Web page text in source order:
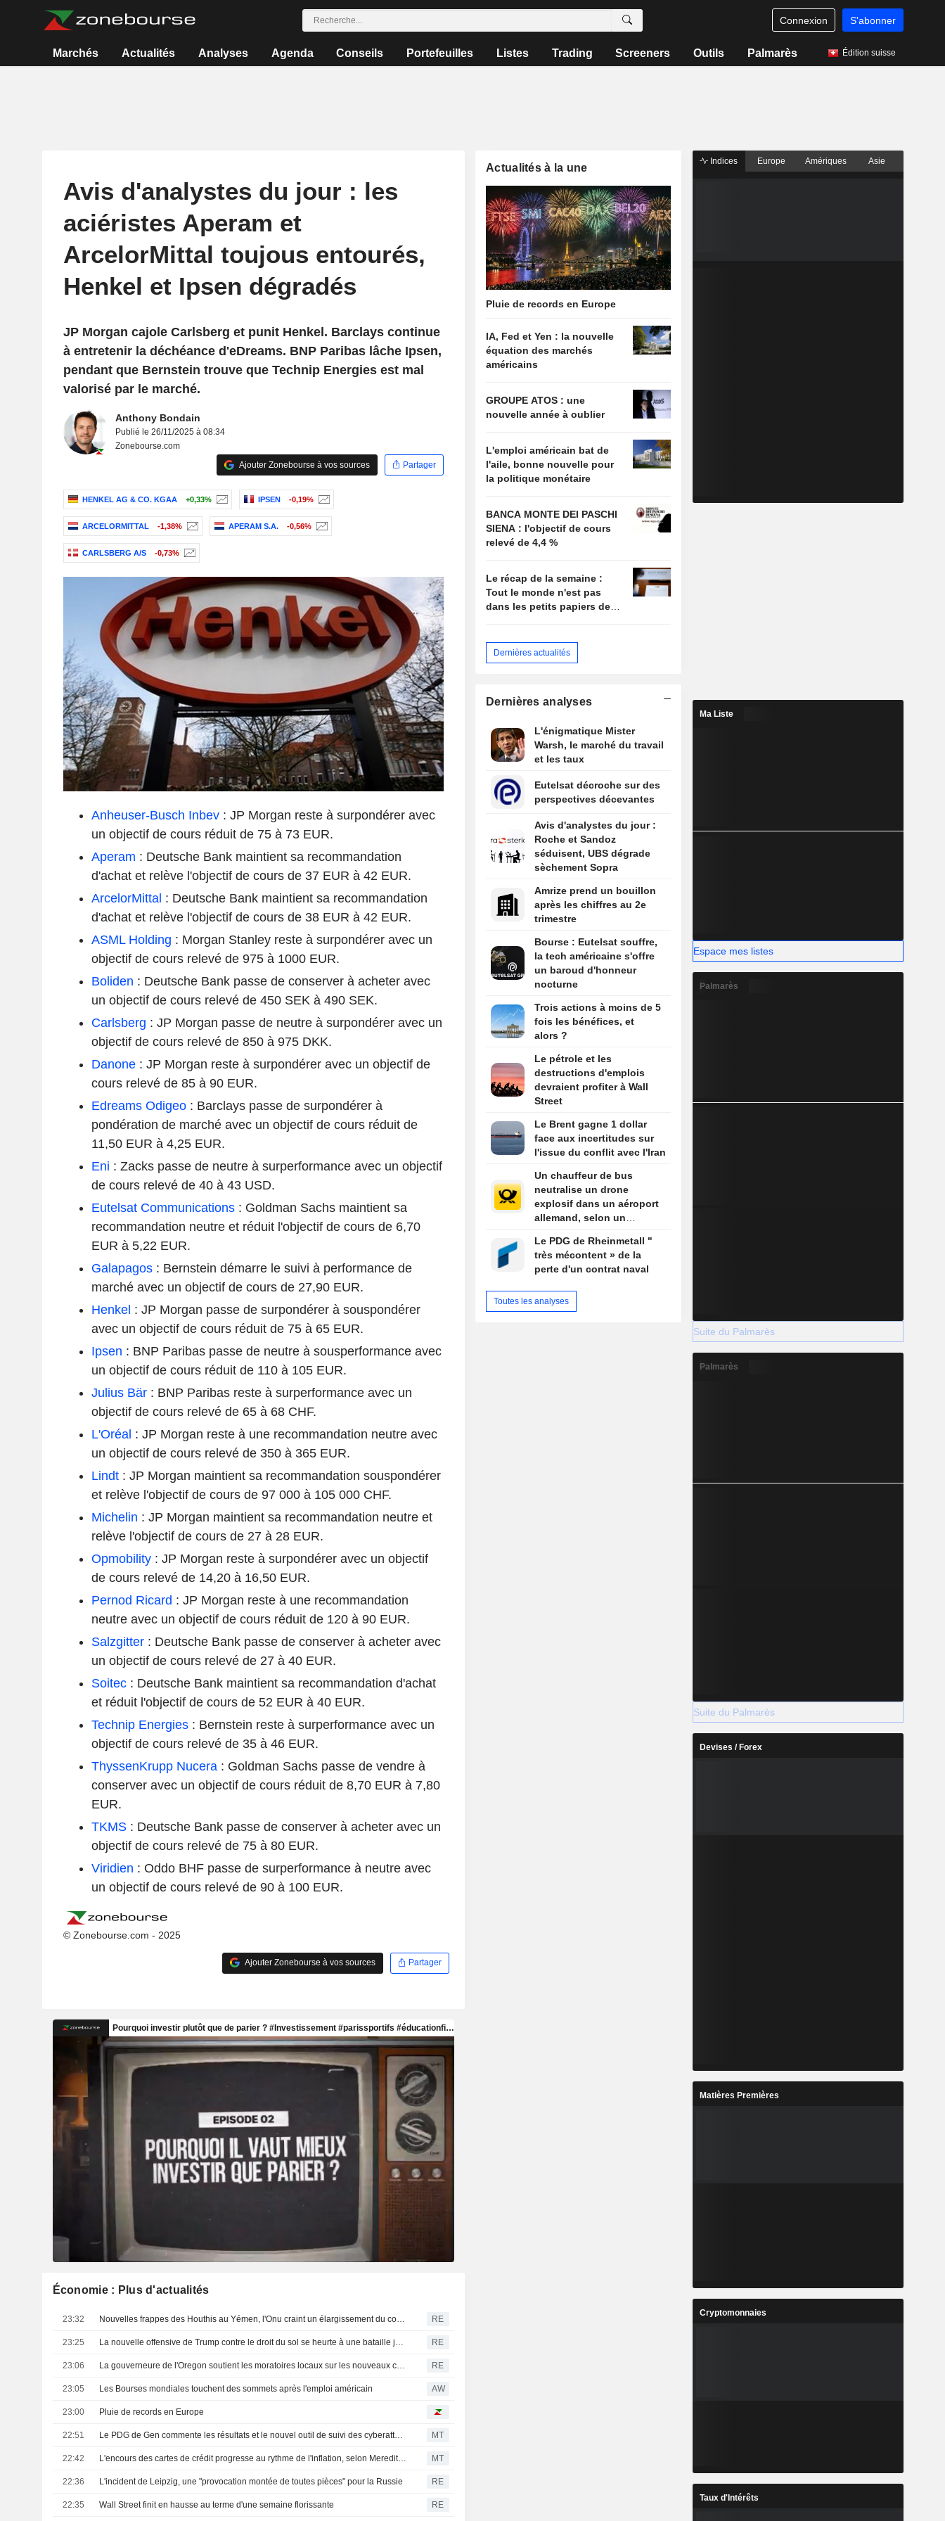
Connexion S'abonner
Marchés Actualités Analyses Agenda Conseils Portefeuilles Listes Trading Screeners Outils Palmarès Édition suisse
Avis d'analystes du jour : les
aciéristes Aperam et
ArcelorMittal toujous entourés,
Henkel et Ipsen dégradés
JP Morgan cajole Carlsberg et punit Henkel. Barclays continue
à entretenir la déchéance d'eDreams. BNP Paribas lâche Ipsen,
pendant que Bernstein trouve que Technip Energies est mal
valorisé par le marché.
Anthony Bondain
Publié le 26/11/2025 à 08:34
Zonebourse.com
Ajouter Zonebourse à vos sources
Partager
HENKEL AG & CO. KGAA +0,33% IPSEN -0,19%
ARCELORMITTAL -1,38% APERAM S.A. -0,56%
CARLSBERG A/S -0,73%
Anheuser-Busch Inbev: JP Morgan reste à surpondérer avec
un objectif de cours réduit de 75 à 73 EUR.
Aperam : Deutsche Bank maintient sa recommandation
d'achat et relève l'objectif de cours de 37 EUR à 42 EUR.
ArcelorMittal : Deutsche Bank maintient sa recommandation
d'achat et relève l'objectif de cours de 38 EUR à 42 EUR.
ASML Holding : Morgan Stanley reste à surpondérer avec un
objectif de cours relevé de 975 à 1000 EUR.
Boliden : Deutsche Bank passe de conserver à acheter avec
un objectif de cours relevé de 450 SEK à 490 SEK.
Carlsberg : JP Morgan passe de neutre à surpondérer avec un
objectif de cours relevé de 850 à 975 DKK.
Danone: JP Morgan reste à surpondérer avec un objectif de
cours relevé de 85 à 90 EUR.
Edreams Odigeo: Barclays passe de surpondérer à
pondération de marché avec un objectif de cours réduit de
11,50 EUR à 4,25 EUR.
Eni : Zacks passe de neutre à surperformance avec un objectif
de cours relevé de 40 à 43 USD.
Eutelsat Communications: Goldman Sachs maintient sa
recommandation neutre et réduit l'objectif de cours de 6,70
EUR à 5,22 EUR.
Galapagos: Bernstein démarre le suivi à performance de
marché avec un objectif de cours de 27,90 EUR.
Henkel : JP Morgan passe de surpondérer à souspondérer
avec un objectif de cours réduit de 75 à 65 EUR.
Ipsen : BNP Paribas passe de neutre à sousperformance avec
un objectif de cours réduit de 110 à 105 EUR.
Julius Bär: BNP Paribas reste à surperformance avec un
objectif de cours relevé de 65 à 68 CHF.
L'Oréal : JP Morgan reste à une recommandation neutre avec
un objectif de cours relevé de 350 à 365 EUR.
Lindt: JP Morgan maintient sa recommandation souspondérer
et relève l'objectif de cours de 97 000 à 105 000 CHF.
Michelin : JP Morgan maintient sa recommandation neutre et
relève l'objectif de cours de 27 à 28 EUR.
Opmobility: JP Morgan reste à surpondérer avec un objectif
de cours relevé de 14,20 à 16,50 EUR.
Pernod Ricard : JP Morgan reste à une recommandation
neutre avec un objectif de cours réduit de 120 à 90 EUR.
Salzgitter: Deutsche Bank passe de conserver à acheter avec
un objectif de cours relevé de 27 à 40 EUR.
Soitec: Deutsche Bank maintient sa recommandation d'achat
et réduit l'objectif de cours de 52 EUR à 40 EUR.
Technip Energies: Bernstein reste à surperformance avec un
objectif de cours relevé de 35 à 46 EUR.
ThyssenKrupp Nucera: Goldman Sachs passe de vendre à
conserver avec un objectif de cours réduit de 8,70 EUR à 7,80
EUR.
TKMS: Deutsche Bank passe de conserver à acheter avec un
objectif de cours relevé de 75 à 80 EUR.
Viridien : Oddo BHF passe de surperformance à neutre avec
un objectif de cours relevé de 90 à 100 EUR.
© Zonebourse.com - 2025
Ajouter Zonebourse à vos sources Partager
Économie : Plus d'actualités
23:32 Nouvelles frappes des Houthis au Yémen, l'Onu craint un élargissement du conflit RE
23:25 La nouvelle offensive de Trump contre le droit du sol se heurte à une bataille juridique complexe RE
23:06 La gouverneure de l'Oregon soutient les moratoires locaux sur les nouveaux centres de données en attendant une révision législative RE
23:05 Les Bourses mondiales touchent des sommets après l'emploi américain AW
23:00 Pluie de records en Europe
22:51 Le PDG de Gen commente les résultats et le nouvel outil de suivi des cyberattaques MT
22:42 L'encours des cartes de crédit progresse au rythme de l'inflation, selon Meredith Whitney MT
22:36 L'incident de Leipzig, une "provocation montée de toutes pièces" pour la Russie RE
22:35 Wall Street finit en hausse au terme d'une semaine florissante RE
Actualités à la une
Pluie de records en Europe
IA, Fed et Yen : la nouvelle
équation des marchés
américains
GROUPE ATOS : une
nouvelle année à oublier
L'emploi américain bat de
l'aile, bonne nouvelle pour
la politique monétaire
BANCA MONTE DEI PASCHI
SIENA : l'objectif de cours
relevé de 4,4 %
Le récap de la semaine :
Tout le monde n'est pas
dans les petits papiers de
Dernières actualités
Dernières analyses
L'énigmatique Mister
Warsh, le marché du travail
et les taux
Eutelsat décroche sur des
perspectives décevantes
Avis d'analystes du jour :
Roche et Sandoz
séduisent, UBS dégrade
sèchement Sopra
Amrize prend un bouillon
après les chiffres au 2e
trimestre
Bourse : Eutelsat souffre,
la tech américaine s'offre
un baroud d'honneur
nocturne
Trois actions à moins de 5
fois les bénéfices, et
alors ?
Le pétrole et les
destructions d'emplois
devraient profiter à Wall
Street
Le Brent gagne 1 dollar
face aux incertitudes sur
l'issue du conflit avec l'Iran
Un chauffeur de bus
neutralise un drone
explosif dans un aéroport
allemand, selon un
Le PDG de Rheinmetall "
très mécontent » de la
perte d'un contrat naval
Toutes les analyses
Indices Europe Amériques Asie
Ma Liste
Espace mes listes
Palmarès
Suite du Palmarès
Palmarès
Suite du Palmarès
Devises / Forex
Matières Premières
Cryptomonnaies
Taux d'Intérêts